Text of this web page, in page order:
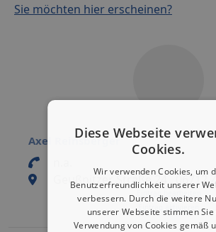
Sie möchten hier erscheinen?
Axel Reinsberger
Geußnitzer Straße 24 , 06712
Eintrag aktivieren
Diese Webseite
Cookies.
Wir verwenden Cookies, um
Benutzerfreundlichkeit unserer
verbessern. Durch die weitere
unserer Webseite stimmen
Verwendung von Cookies gemäß